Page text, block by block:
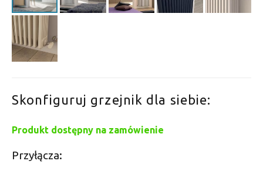
Skonfiguruj grzejnik dla siebie:
Produkt dostępny na zamówienie
Przyłącza: